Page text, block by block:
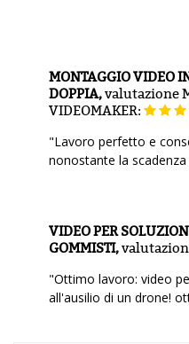
MONTAGGIO VIDEO
DOPPIA,valutazione
VIDEOMAKER:
"Lavoro perfetto e
nonostante la
VIDEO PER
GOMMISTI,
"Ottimo lavoro: video
all'ausilio di un drone!